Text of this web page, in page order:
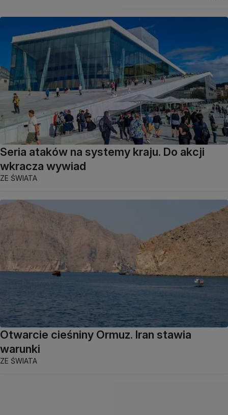
Seria ataków na systemy kraju. Do akcji
wkracza wywiad
ZE ŚWIATA
Otwarcie cieśniny Ormuz. Iran stawia
warunki
ZE ŚWIATA